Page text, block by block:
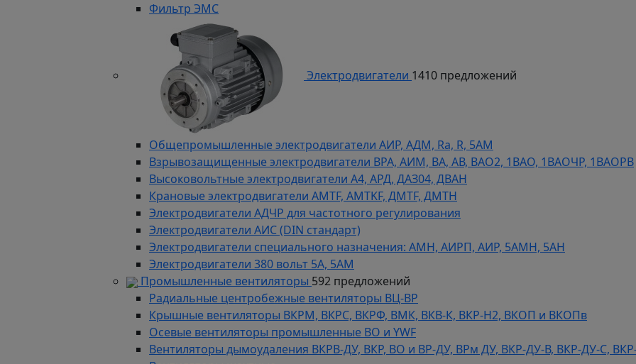
Фильтр ЭМС
Электродвигатели 1410 предложений
Общепромышленные электродвигатели АИР, АДМ, Ra, R, 5AM
Взрывозащищенные электродвигатели ВРА, АИМ, ВА, АВ, ВАO2, 1ВАО, 1ВАОЧР, 1ВАОРВ
Высоковольтные электродвигатели A4, АРД, ДАЗ04, ДВАН
Крановые электродвигатели AMTF, AMTKF, ДMTF, ДМТН
Электродвигатели АДЧР для частотного регулирования
Электродвигатели АИС (DIN стандарт)
Электродвигатели специального назначения: АМН, АИРП, АИР, 5АМН, 5АН
Электродвигатели 380 вольт 5А, 5АМ
Промышленные вентиляторы 592 предложений
Радиальные центробежные вентиляторы ВЦ-ВР
Крышные вентиляторы ВКРМ, ВКРС, ВКРФ, ВМК, ВКВ-К, ВКР-Н2, ВКОП и ВКОПв
Осевые вентиляторы промышленные ВО и YWF
Вентиляторы дымоудаления ВКРВ-ДУ, ВКР, ВО и ВР-ДУ, ВРм ДУ, ВКР-ДУ-В, ВКР-ДУ-С,